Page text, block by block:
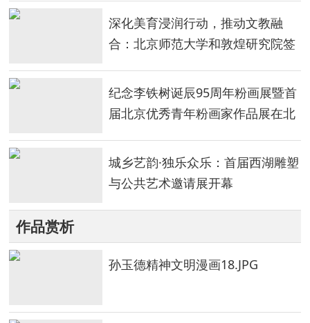
深化美育浸润行动，推动文教融
合：北京师范大学和敦煌研究院签
纪念李铁树诞辰95周年粉画展暨首
届北京优秀青年粉画家作品展在北
城乡艺韵·独乐众乐：首届西湖雕塑
与公共艺术邀请展开幕
作品赏析
孙玉德精神文明漫画18.JPG